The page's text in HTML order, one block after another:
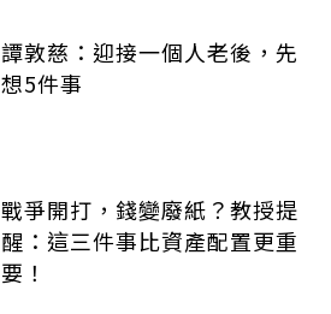
譚敦慈：迎接一個人老後，先
想5件事
戰爭開打，錢變廢紙？教授提
醒：這三件事比資產配置更重
要！